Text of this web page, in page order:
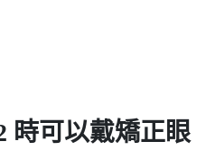
時可以戴矯正眼